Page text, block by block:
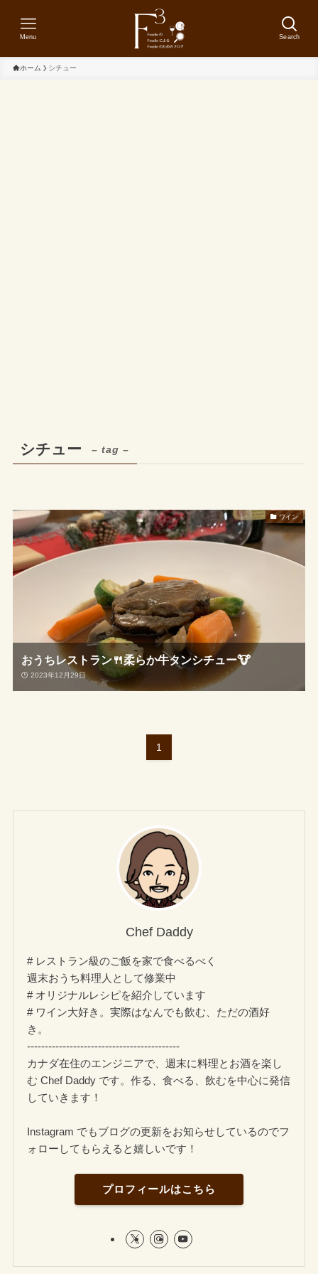
Search
Menu
ホーム シチュー
シチュー – tag –
ワイン
おうちレストラン🍴柔らか牛タンシチュー🐮
2023年12月29日
1
Chef Daddy
# レストラン級のご飯を家で食べるべく
週末おうち料理人として修業中
# オリジナルレシピを紹介しています
# ワイン大好き。実際はなんでも飲む、ただの酒好
き。
-------------------------------------------
カナダ在住のエンジニアで、週末に料理とお酒を楽し
む Chef Daddy です。作る、食べる、飲むを中心に発信
していきます！
Instagram でもブログの更新をお知らせしているのでフ
ォローしてもらえると嬉しいです！
プロフィールはこちら